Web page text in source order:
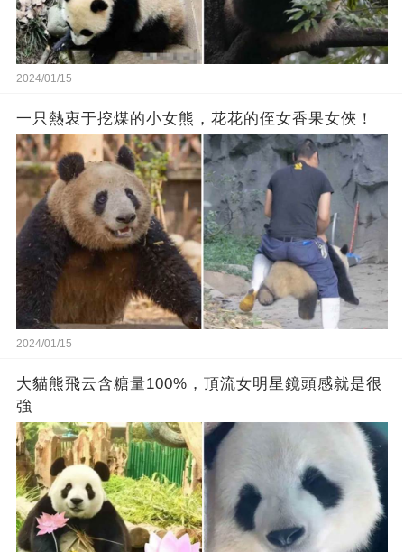
2024/01/15
一只熱衷于挖煤的小女熊，花花的侄女香果女俠！
2024/01/15
大貓熊飛云含糖量100%，頂流女明星鏡頭感就是很
強